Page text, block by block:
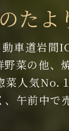
たよ
車道岩間
菜の他、
菜人気No.
午前中で